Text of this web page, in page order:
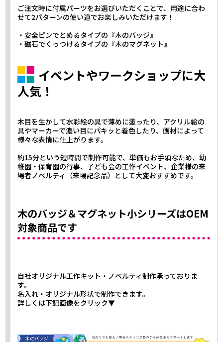
ご注文時に付属パーツをお選びいただくことで、用途に合わ
せて2パターンの使い道でお楽しみいただけます！
・安全ピンでとめるタイプの『木のバッジ』
・磁石でくっつけるタイプの『木のマグネット』
イベントやワークショップに大
人気！
木目を生かして水彩絵の具で薄めに塗ったり、アクリル絵の
具やマーカーで濃い目にパキッと着色したり、画材によって
様々な表情に仕上がります。
約15分という短時間で制作可能で、単価もお手頃なため、幼
稚園・保育園の行事、子ども会の工作イベント、企業様の来
場者ノベルティ（来場記念品）として大変おすすめです。
木のバッジ＆マグネット小シリーズはOEM
対象商品です
自社オリジナル工作キット・ノベルティ制作承っておりま
す。
名入れ・オリジナル形状で制作できます。
詳しくは下記画像をクリック▼